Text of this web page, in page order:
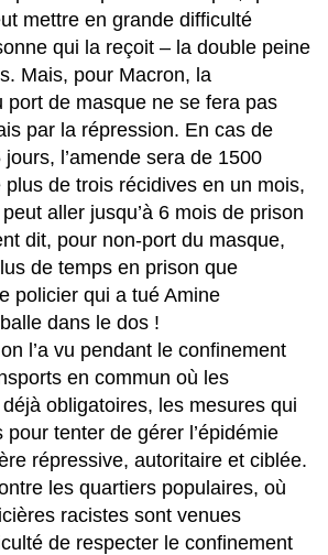
mettre en grande difficulté
qui la reçoit – la double peine
Mais, pour Macron, la
port de masque ne se fera pas
par la répression. En cas de
l’amende sera de 1500
de trois récidives en un mois,
aller jusqu’à 6 mois de prison
dit, pour non-port du masque,
de temps en prison que
policier qui a tué Amine
dans le dos !
l’a vu pendant le confinement
en commun où les
obligatoires, les mesures qui
tenter de gérer l’épidémie
répressive, autoritaire et ciblée.
les quartiers populaires, où
racistes sont venues
de respecter le confinement